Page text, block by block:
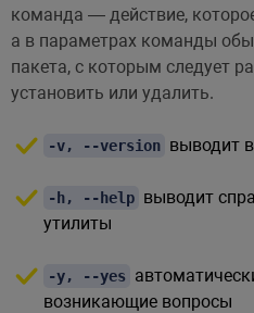
команда — действие,
а в параметрах команды
пакета, с которым следует
установить или удалить.
-v, --version выводит
-h, --help выводит
утилиты
-y, --yes
возникающие вопросы